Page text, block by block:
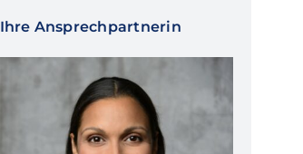
Ihre Ansprechpartnerin